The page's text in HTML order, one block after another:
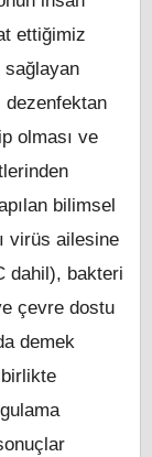
ettiğimiz
sağlayan
dezenfektan
olması ve
bilimsel
virüs ailesine
dahil), bakteri
çevre dostu
demek